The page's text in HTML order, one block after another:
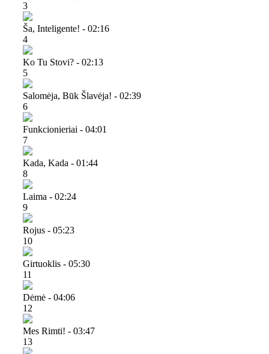
3
Ša, Inteligente! - 02:16
4
Ko Tu Stovi? - 02:13
5
Salomėja, Būk Šlavėja! - 02:39
6
Funkcionieriai - 04:01
7
Kada, Kada - 01:44
8
Laima - 02:24
9
Rojus - 05:23
10
Girtuoklis - 05:30
11
Dėmė - 04:06
12
Mes Rimti! - 03:47
13